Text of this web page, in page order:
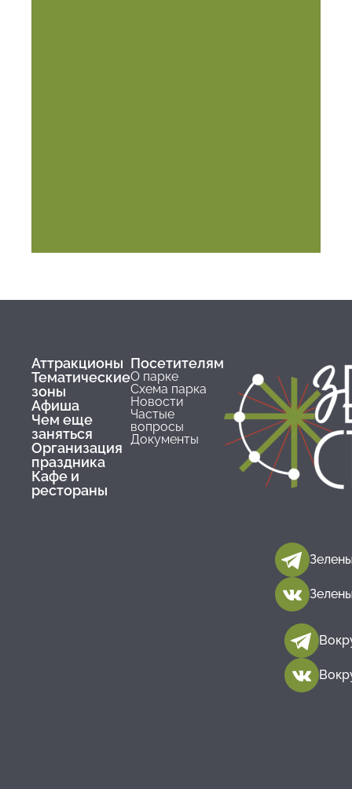
Аттракционы
Тематические
зоны
Афиша
Чем еще
заняться
Организация
праздника
Кафе и
рестораны
Посетителям
О парке
Схема парка
Новости
Частые
вопросы
Документы